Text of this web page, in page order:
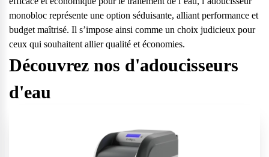
monobloc représente une option séduisante, alliant performance et
budget maîtrisé. Il s’impose ainsi comme un choix judicieux pour
ceux qui souhaitent allier qualité et économies.
Découvrez nos d'adoucisseurs
d'eau